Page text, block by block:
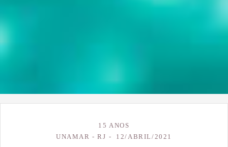
15 ANOS
UNAMAR - RJ
12/ABRIL/2021